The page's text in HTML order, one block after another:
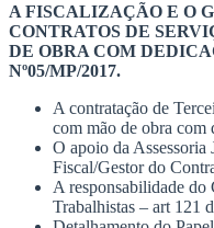
A FISCALIZAÇÃO E O
CONTRATOS DE
DE OBRA COM
Nº05/MP/2017.
A contratação de
com mão de obra com
O apoio da
Fiscal/Gestor do
A responsabilidade do
Trabalhistas – art 121